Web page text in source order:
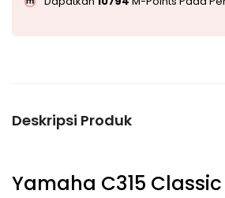
Deskripsi Produk
Yamaha C315